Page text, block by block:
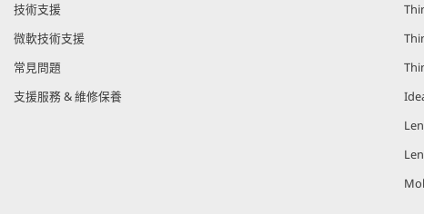
技術支援
微軟技術支援
常見問題
支援服務 & 維修保養